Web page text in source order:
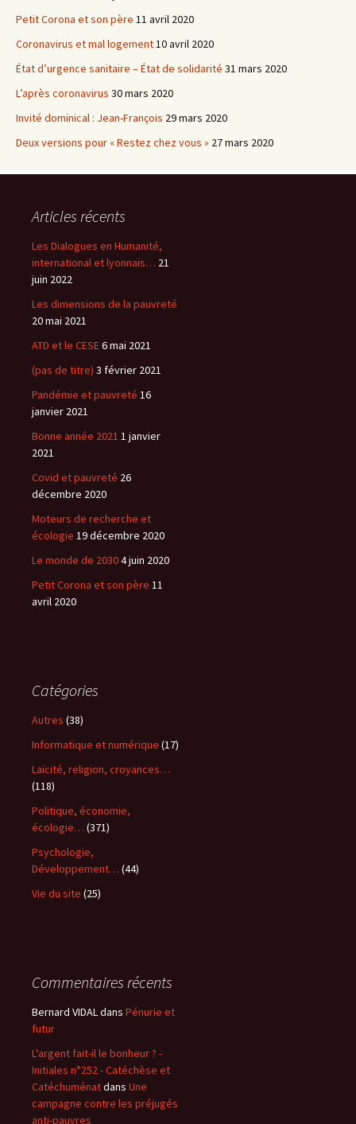
Petit Corona et son père 11 avril 2020
Coronavirus et mal logement10 avril 2020
État d’urgence sanitaire – État de solidarité 31 mars 2020
L’après coronavirus 30 mars 2020
Invité dominical : Jean-François 29 mars 2020
Deux versions pour « Restez chez vous » 27 mars 2020
Articles récents
Les Dialogues en Humanité,
international et lyonnais… 21
juin 2022
Les dimensions de la pauvreté
20 mai 2021
ATD et le CESE6 mai 2021
(pas de titre) 3 février 2021
Pandémie et pauvreté 16
janvier 2021
Bonne année 2021 1 janvier
2021
Covid et pauvreté 26
décembre 2020
Moteurs de recherche et
écologie 19 décembre 2020
Le monde de 20304 juin 2020
Petit Corona et son père 11
avril 2020
Catégories
Autres (38)
Informatique et numérique (17)
Laïcité, religion, croyances…
(118)
Politique, économie,
écologie… (371)
Psychologie,
Développement… (44)
Vie du site (25)
Commentaires récents
Bernard VIDALdans Pénurie et
futur
L'argent fait-il le bonheur ? -
Initiales n°252 - Catéchèse et
Catéchuménatdans Une
campagne contre les préjugés
anti-pauvres